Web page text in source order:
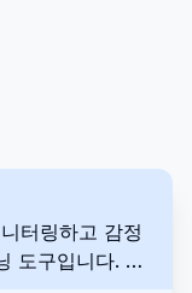
터링하고 감정
도구입니다. 소